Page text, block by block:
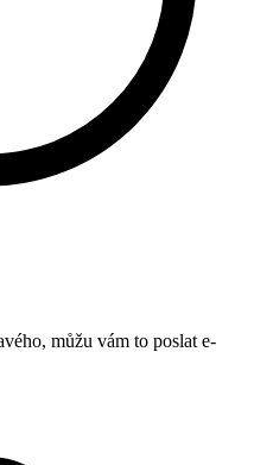
můžu vám to poslat e-